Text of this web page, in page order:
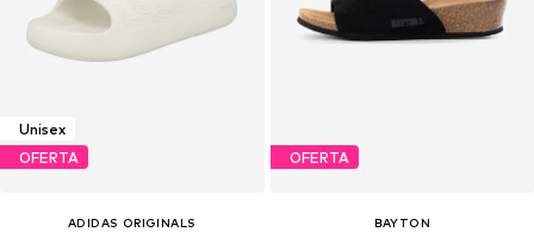
Unisex
OFERTA
ADIDAS ORIGINALS
OFERTA
BAYTON